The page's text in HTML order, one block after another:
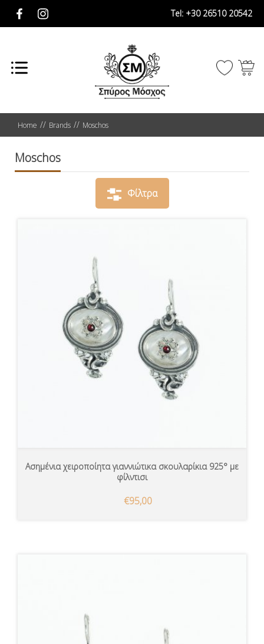
Tel: +30 26510 20542
Home Brands Moschos
Moschos
Φίλτρα
Ασημένια χειροποίητα γιαννιώτικα σκουλαρίκια 925° με
φίλντισι
€95,00